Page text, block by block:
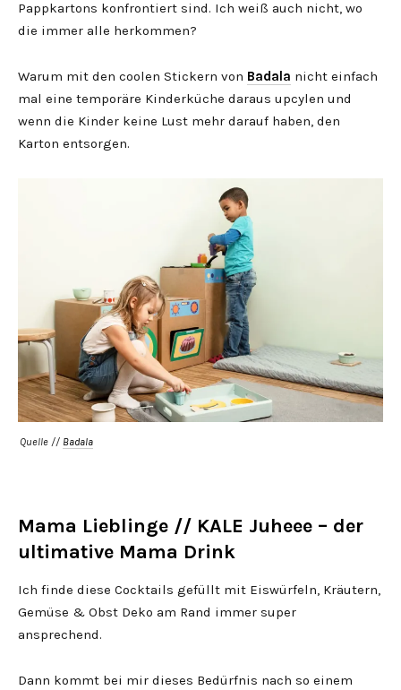
Pappkartons konfrontiert sind. Ich weiß auch nicht, wo
die immer alle herkommen?
Warum mit den coolen Stickern von Badala nicht einfach
mal eine temporäre Kinderküche daraus upcylen und
wenn die Kinder keine Lust mehr darauf haben, den
Karton entsorgen.
Quelle // Badala
Mama Lieblinge // KALE Juheee – der
ultimative Mama Drink
Ich finde diese Cocktails gefüllt mit Eiswürfeln, Kräutern,
Gemüse & Obst Deko am Rand immer super
ansprechend.
Dann kommt bei mir dieses Bedürfnis nach so einem